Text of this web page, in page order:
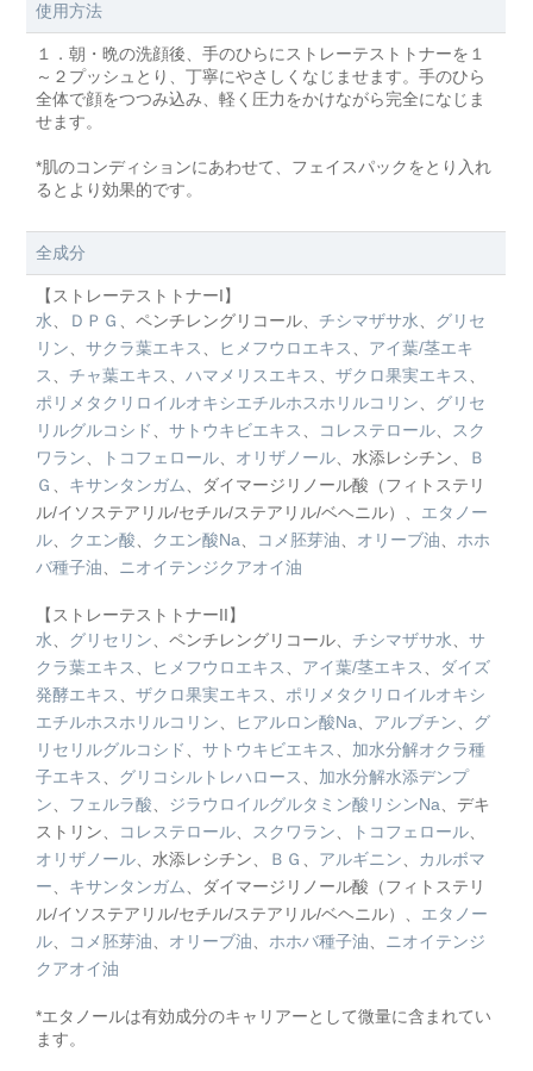
使用方法
１．朝・晩の洗顔後、手のひらにストレーテストトナーを１
～２プッシュとり、丁寧にやさしくなじませます。手のひら
全体で顔をつつみ込み、軽く圧力をかけながら完全になじま
せます。
*肌のコンディションにあわせて、フェイスパックをとり入れ
るとより効果的です。
全成分
【ストレーテストトナーI】
水
ＤＰＧ 、ペンチレングリコール、 チシマザサ水
グリセ
リン 、サクラ葉エキス ヒメフウロエキス
アイ葉/茎エキ
ス
チャ葉エキス 、ハマメリスエキス 、ザクロ果実エキス
ポリメタクリロイルオキシエチルホスホリルコリン
グリセ
リルグルコシド
、サトウキビエキス コレステロール
スク
ワラン
トコフェロール オリザノール 、水添レシチン、
Ｂ
Ｇ
キサンタンガム
、ダイマージリノール酸（フィトステリ
ル/イソステアリル/セチル/ステアリル/ベヘニル）、 エタノー
ル
クエン酸 クエン酸Na コメ胚芽油 オリーブ油
ホホ
バ種子油
ニオイテンジクアオイ油
【ストレーテストトナーII】
水
グリセリン 、ペンチレングリコール、 チシマザサ水 、サ
クラ葉エキス
ヒメフウロエキス アイ葉/茎エキス
ダイズ
発酵エキス
、ザクロ果実エキス
ポリメタクリロイルオキシ
エチルホスホリルコリン
ヒアルロン酸Na アルブチン
グ
リセリルグルコシド
、サトウキビエキス
加水分解オクラ種
子エキス
グリコシルトレハロース
加水分解水添デンプ
ン
フェルラ酸 ジラウロイルグルタミン酸リシンNa 、デキ
ストリン、
コレステロール スクワラン トコフェロール
オリザノール 、水添レシチン、 ＢＧ アルギニン
カルボマ
ー
キサンタンガム
、ダイマージリノール酸（フィトステリ
ル/イソステアリル/セチル/ステアリル/ベヘニル）、 エタノー
ル
コメ胚芽油 オリーブ油 ホホバ種子油
ニオイテンジ
クアオイ油
*エタノールは有効成分のキャリアーとして微量に含まれてい
ます。